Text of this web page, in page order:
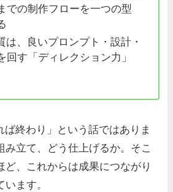
での制作フローを一つの型
は、良いプロンプト・設計・
回す「ディレクション力」
ば終わり」という話ではありま
み立て、どう仕上げるか。そこ
ど、これからは成果につながり
ます。